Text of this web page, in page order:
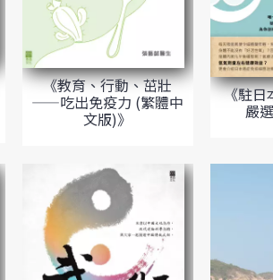
《教育、行動、茁壯
——吃出免疫力 (繁體中
文版)》
《駐日
嚴